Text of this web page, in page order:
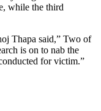
while the third
Thapa said,” Two of
is on to nab the
for victim.”